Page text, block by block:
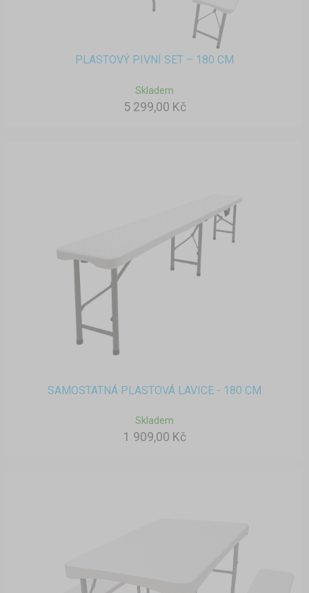
PLASTOVÝ PIVNÍ SET – 180 CM
Skladem
5 299,00 Kč
SAMOSTATNÁ PLASTOVÁ LAVICE - 180 CM
Skladem
1 909,00 Kč